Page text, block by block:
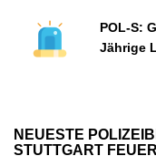
POL-S:
Jährige
NEUESTE
STUTTGART